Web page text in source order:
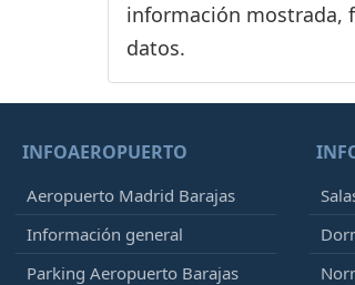
información mostrada,
datos.
INFOAEROPUERTO
Aeropuerto Madrid Barajas
Información general
Parking Aeropuerto Barajas